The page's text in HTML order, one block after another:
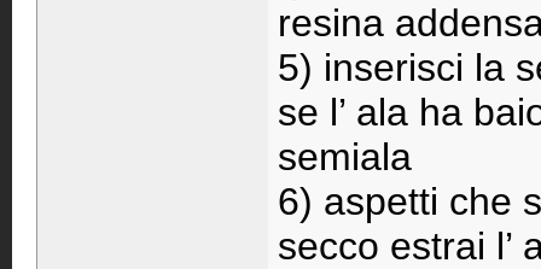
resina
5) inserisci la
se l’ ala ha
semiala
6) aspetti che
secco estrai l’